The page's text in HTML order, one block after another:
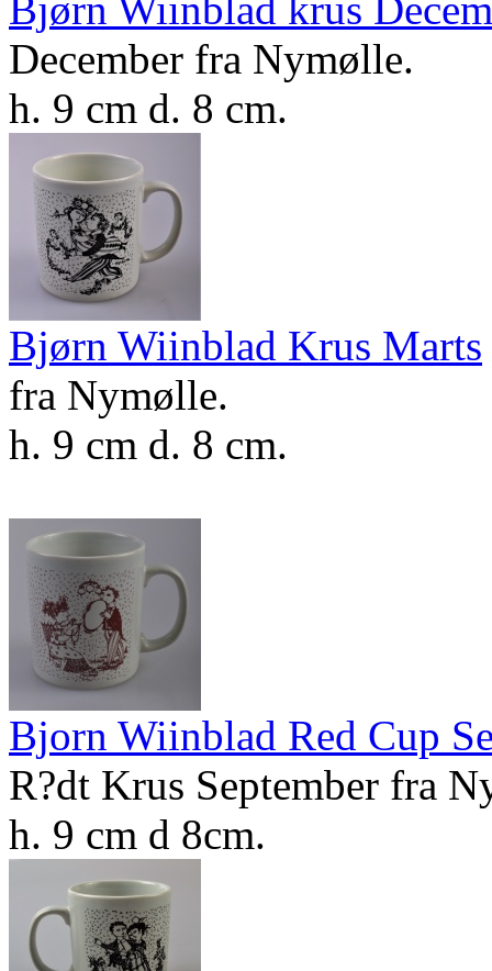
December fra Nymølle.
h. 9 cm d. 8 cm.
Bjørn Wiinblad Krus Marts
fra Nymølle.
h. 9 cm d. 8 cm.
Bjorn Wiinblad Red Cup
R?dt Krus September fra
h. 9 cm d 8cm.